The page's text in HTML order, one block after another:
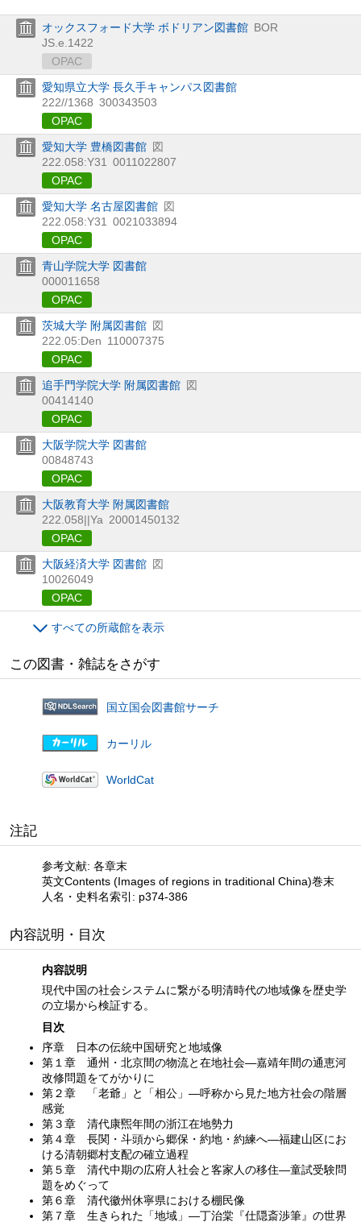
オックスフォード大学 ボドリアン図書館 BOR
JS.e.1422
OPAC
愛知県立大学 長久手キャンパス図書館
222//1368 300343503
OPAC
愛知大学 豊橋図書館 図
222.058:Y31
0011022807
OPAC
愛知大学 名古屋図書館 図
222.058:Y31
0021033894
OPAC
青山学院大学 図書館
000011658
OPAC
茨城大学 附属図書館 図
222.05:Den 110007375
OPAC
追手門学院大学 附属図書館 図
00414140
OPAC
大阪学院大学 図書館
00848743
OPAC
大阪教育大学 附属図書館
222.058||Ya 20001450132
OPAC
大阪経済大学 図書館 図
10026049
OPAC
すべての所蔵館を表示
この図書・雑誌をさがす
国立国会図書館サーチ
カーリル
WorldCat
注記
参考文献: 各章末
英文Contents (Images of regions in traditional China)巻末
人名・史料名索引: p374-386
内容説明・目次
内容説明
現代中国の社会システムに繋がる明清時代の地域像を歴史学
の立場から検証する。
目次
序章 日本の伝統中国研究と地域像
第１章 通州・北京間の物流と在地社会—嘉靖年間の通恵河
改修問題をてがかりに
第２章 「老爺」と「相公」—呼称から見た地方社会の階層
感覚
第３章 清代康煕年間の浙江在地勢力
第４章 長関・斗頭から郷保・約地・約練へ—福建山区にお
ける清朝郷村支配の確立過程
第５章 清代中期の広府人社会と客家人の移住—童試受験問
題をめぐって
第６章 清代徽州休寧県における棚民像
第７章 生きられた「地域」—丁治棠『仕隠斎渉筆』の世界